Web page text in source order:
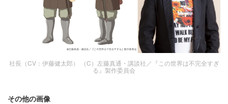
社長（CV：伊藤健太郎） （C）左藤真通・講談社／『この世界は不完全すぎ
る』製作委員会
その他の画像